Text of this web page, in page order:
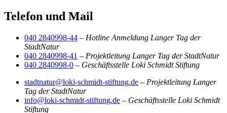
Telefon und Mail
040 2840998-44 – Hotline Anmeldung Langer Tag der
StadtNatur
040 2840998-41 – Projektleitung Langer Tag der StadtNatur
040 2840998-0 – Geschäftsstelle Loki Schmidt Stiftung
stadtnatur@loki-schmidt-stiftung.de – Projektleitung Langer
Tag der StadtNatur
info@loki-schmidt-stiftung.de – Geschäftsstelle Loki Schmidt
Stiftung